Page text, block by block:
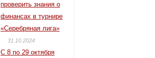
проверить знания о
финансах в турнире
«Серебряная лига»
31.10.2024
С 8 по 29 октября